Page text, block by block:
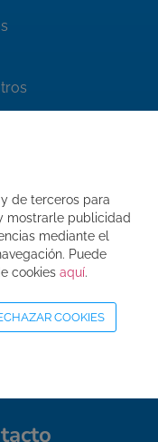
de terceros para
mostrarle publicidad
mediante el
Puede
cookies aquí.
COOKIES